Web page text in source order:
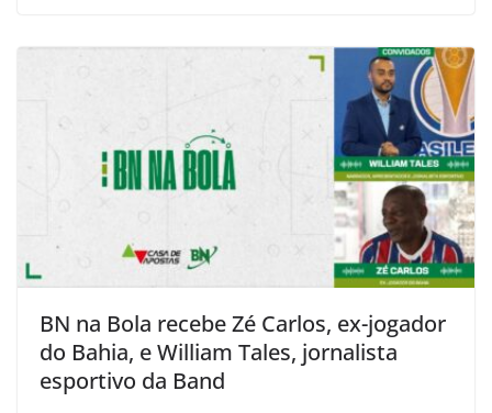
BN na Bola recebe Zé Carlos, ex-jogador
do Bahia, e William Tales, jornalista
esportivo da Band